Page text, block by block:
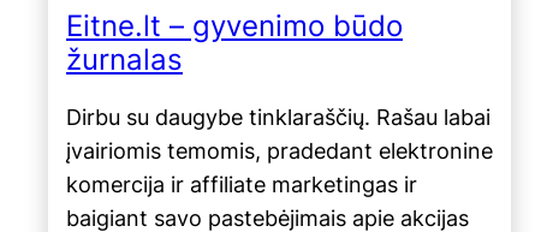
Eitne.lt – gyvenimo būdo
žurnalas
Dirbu su daugybe tinklaraščių. Rašau labai
įvairiomis temomis, pradedant elektronine
komercija ir affiliate marketingas ir
baigiant savo pastebėjimais apie akcijas